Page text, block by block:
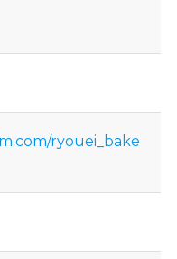
ryouei_bake